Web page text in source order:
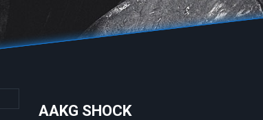
AAKG SHOCK